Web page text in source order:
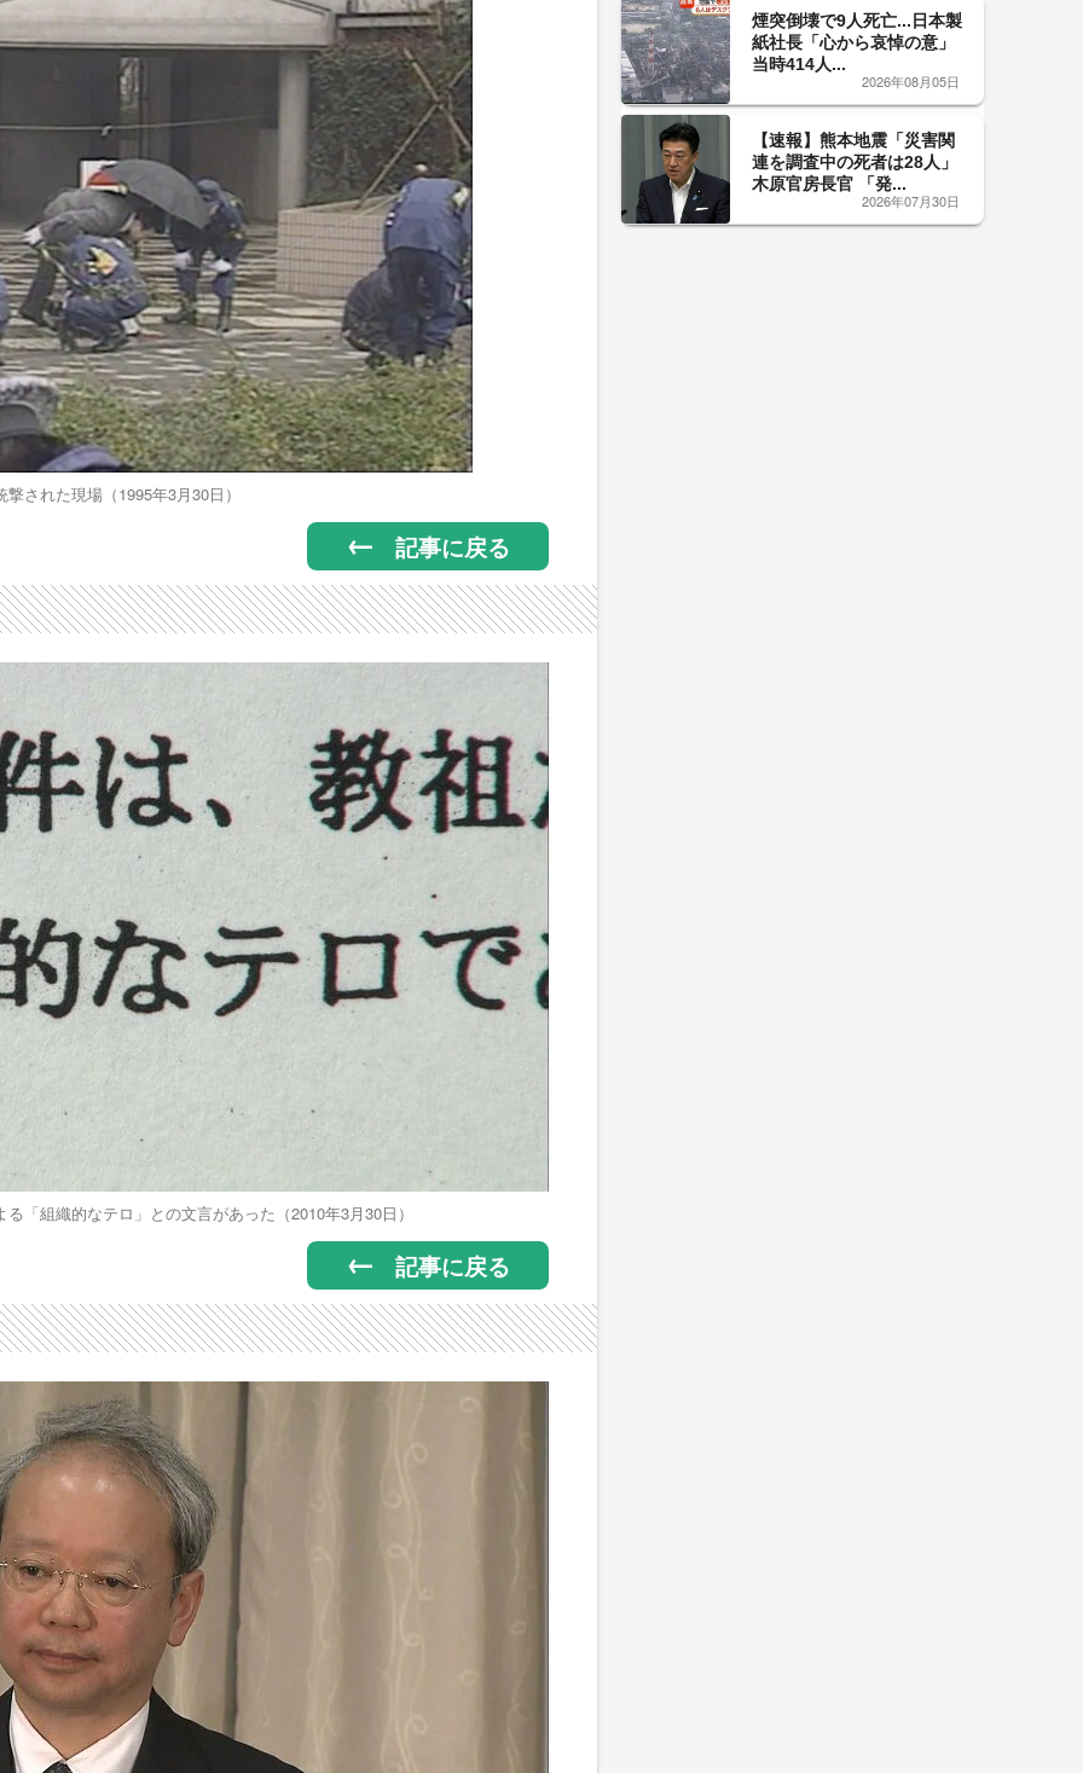
された現場（1995年3月30日）
記事に戻る
「組織的なテロ」との文言があった（2010年3月30日）
記事に戻る
煙突倒壊で9人死亡...日本製
紙社長「心から哀悼の意」
当時414人...
2026年08月05日
【速報】熊本地震「災害関
連を調査中の死者は28人」
木原官房長官 「発...
2026年07月30日